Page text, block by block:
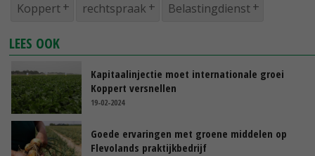
Koppert rechtspraak Belastingdienst
LEES OOK
Kapitaalinjectie moet internationale groei
Koppert versnellen
19-02-2024
Goede ervaringen met groene middelen op
Flevolands praktijkbedrijf